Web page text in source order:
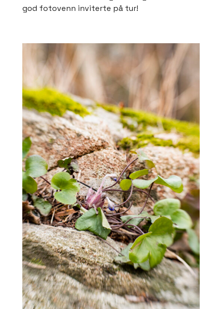
god fotovenn inviterte på tur!